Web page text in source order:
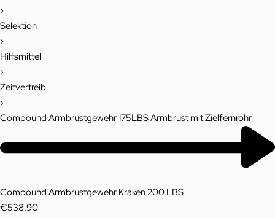
›
Selektion
›
Hilfsmittel
›
Zeitvertreib
›
Compound Armbrustgewehr 175LBS Armbrust mit Zielfernrohr
d
product:
Compound Armbrustgewehr Kraken 200 LBS
€538.90